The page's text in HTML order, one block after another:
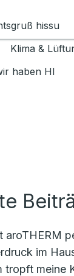
hissu
Klima &
haben HI
aroTHERM
im
tropft meine